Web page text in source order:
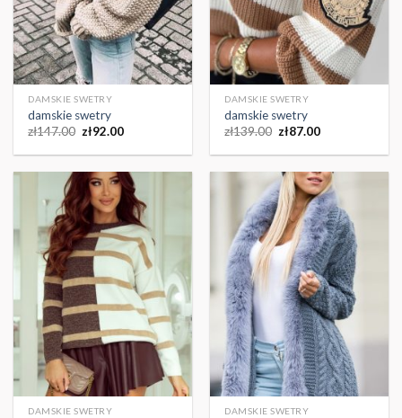
DAMSKIE SWETRY
damskie swetry
zł147.00 zł92.00
DAMSKIE SWETRY
damskie swetry
zł139.00 zł87.00
DAMSKIE SWETRY DAMSKIE SWETRY